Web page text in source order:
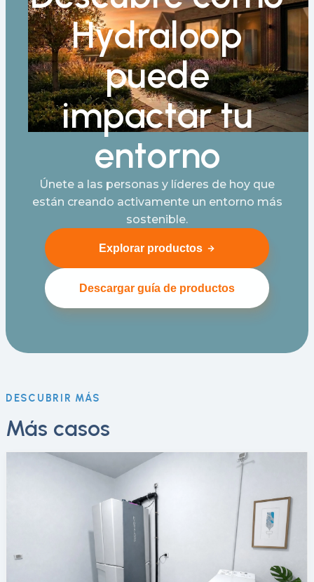
Hydraloop
puede
impactar tu
entorno
Únete a las personas y líderes de hoy que
están creando activamente un entorno más
sostenible.
Explorar productos
Descargar guía de productos
DESCUBRIR MÁS
Más casos